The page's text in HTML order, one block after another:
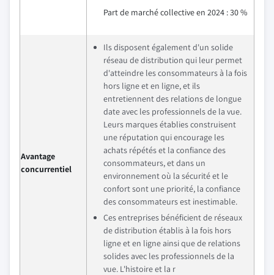
Part de marché collective en 2024 : 30 %
Avantage
concurrentiel
Ils disposent également d'un solide
réseau de distribution qui leur permet
d'atteindre les consommateurs à la fois
hors ligne et en ligne, et ils
entretiennent des relations de longue
date avec les professionnels de la vue.
Leurs marques établies construisent
une réputation qui encourage les
achats répétés et la confiance des
consommateurs, et dans un
environnement où la sécurité et le
confort sont une priorité, la confiance
des consommateurs est inestimable.
Ces entreprises bénéficient de réseaux
de distribution établis à la fois hors
ligne et en ligne ainsi que de relations
solides avec les professionnels de la
vue. L'histoire et la r